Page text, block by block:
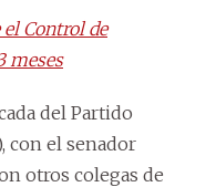
el Control de
meses
del Partido
con el senador
otros colegas de